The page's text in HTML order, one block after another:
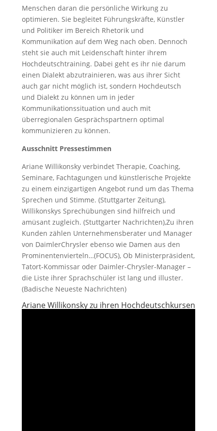
Menschen daran die persönliche Wirkung zu
optimieren. Sie begleitet Führungskräfte, Künstler
und Politiker im Bereich Rhetorik und
Kommunikation auf dem Weg nach oben. Dennoch
steht sie auch mit Leidenschaft hinter ihrem
Hochdeutschtraining. Dabei geht es ihr nie darum
einen Dialekt abzutrainieren, was aus ihrer Sicht
auch gar nicht möglich ist, sondern Hochdeutsch
und Dialekt zu können um in jeder
Kommunikationssituation und auch mit
überregionalen Gesprächspartnern optimal
kommunizieren zu können.
Ausschnitt Pressestimmen
Ariane Willikonsky verbindet Therapie, Coaching,
Seminare, Fachtagungen und künstlerische Projekte
zu einem einzigartigen Angebot rund um das Thema
Sprechen und Stimme. (Stuttgarter Zeitung),
Willikonskys Sprechübungen sind hilfreich und
amüsant zugleich. (Stuttgarter Nachrichten),Zu ihren
Kunden zählen Unternehmensberater und Manager
von DaimlerChrysler ebenso wie Damen aus den
Prominentenvierteln…(FOCUS), Ob Ministerpräsident,
Tatort-Kommissar oder Daimler-Chrysler-Manager –
die Liste ihrer Sprachschüler ist lang und illuster.
(Badische Neueste Nachrichten)
Ariane Willikonsky zu ihren Hochdeutschkursen